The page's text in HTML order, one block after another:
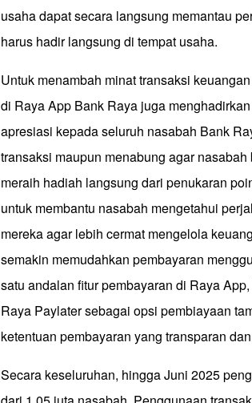
usaha dapat secara langsung memantau
harus hadir langsung di tempat usaha.
Untuk menambah minat transaksi
di Raya App Bank Raya juga
apresiasi kepada seluruh nasabah Bank
transaksi maupun menabung agar
meraih hadiah langsung dari penukaran
untuk membantu nasabah mengetahui
mereka agar lebih cermat mengelola
semakin memudahkan pembayaran
satu andalan fitur pembayaran di Raya
Raya Paylater sebagai opsi pembiayaan
ketentuan pembayaran yang transparan
Secara keseluruhan, hingga Juni 2025